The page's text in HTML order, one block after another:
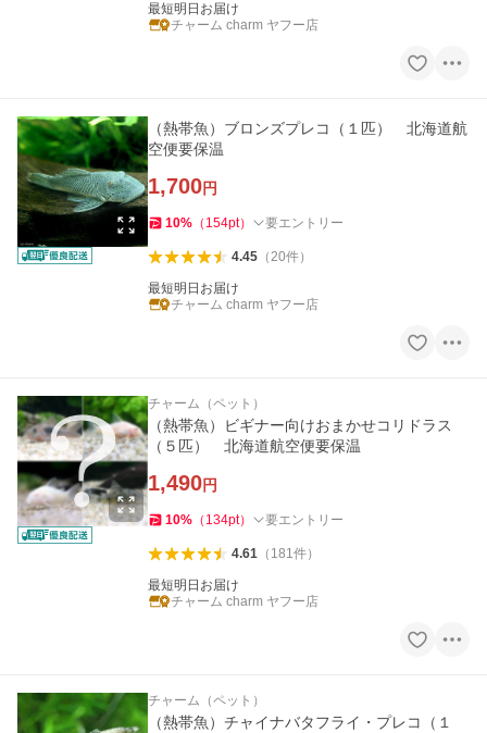
最短明日お届け
チャーム charm ヤフー店
（熱帯魚）ブロンズプレコ（１匹） 北海道航
空便要保温
1,700円
10% （ 154pt） 要エントリー
4.45（20件）
最短明日お届け
チャーム charm ヤフー店
チャーム（ペット）
（熱帯魚）ビギナー向けおまかせコリドラス
（５匹） 北海道航空便要保温
1,490円
10% （ 134pt） 要エントリー
4.61（ 181件）
最短明日お届け
チャーム charm ヤフー店
チャーム（ペット）
（熱帯魚）チャイナバタフライ・プレコ（１